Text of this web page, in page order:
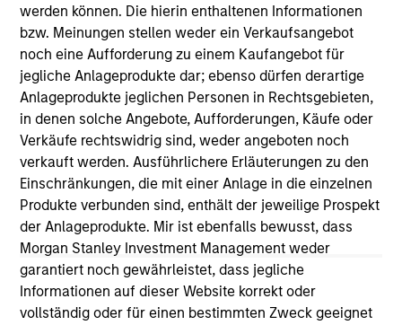
werden können. Die hierin enthaltenen Informationen
bzw. Meinungen stellen weder ein Verkaufsangebot
noch eine Aufforderung zu einem Kaufangebot für
jegliche Anlageprodukte dar; ebenso dürfen derartige
Anlageprodukte jeglichen Personen in Rechtsgebieten,
in denen solche Angebote, Aufforderungen, Käufe oder
Verkäufe rechtswidrig sind, weder angeboten noch
verkauft werden. Ausführlichere Erläuterungen zu den
Einschränkungen, die mit einer Anlage in die einzelnen
Produkte verbunden sind, enthält der jeweilige Prospekt
der Anlageprodukte. Mir ist ebenfalls bewusst, dass
Morgan Stanley Investment Management weder
garantiert noch gewährleistet, dass jegliche
Informationen auf dieser Website korrekt oder
vollständig oder für einen bestimmten Zweck geeignet
As of July 25, 2025. The above is provided for informational
and educational purposes only. There is no guarantee that
the investment mentioned resulted in positive performance
(for realized holdings), or will perform well in the future (for
current holdings). The trademarks and service marks above
are the property of their respective owners. The information
on this website has not been authorized, sponsored, or
otherwise approved by such owners. By clicking on any
links shown here, you agree that you are navigating to a
third party site. We are providing these hyperlinks to you
only as a convenience and the inclusion of any hyperlink is
not and does not imply any endorsement, approval,
investigation, verification or monitoring by us of any
information contained in any hyperlinked site. In no event
shall we be responsible for the information contained on
the site or your use of such site.